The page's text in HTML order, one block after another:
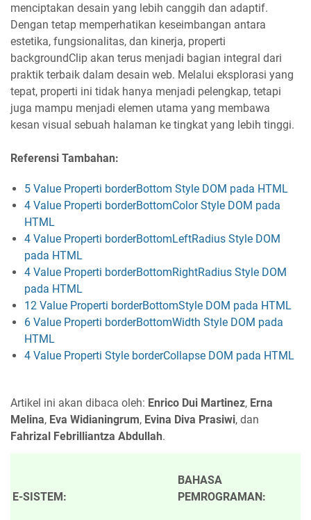
menciptakan desain yang lebih canggih dan adaptif.
Dengan tetap memperhatikan keseimbangan antara
estetika, fungsionalitas, dan kinerja, properti
backgroundClip akan terus menjadi bagian integral dari
praktik terbaik dalam desain web. Melalui eksplorasi yang
tepat, properti ini tidak hanya menjadi pelengkap, tetapi
juga mampu menjadi elemen utama yang membawa
kesan visual sebuah halaman ke tingkat yang lebih tinggi.
Referensi Tambahan:
5 Value Properti borderBottom Style DOM pada HTML
4 Value Properti borderBottomColor Style DOM pada
HTML
4 Value Properti borderBottomLeftRadius Style DOM
pada HTML
4 Value Properti borderBottomRightRadius Style DOM
pada HTML
12 Value Properti borderBottomStyle DOM pada HTML
6 Value Properti borderBottomWidth Style DOM pada
HTML
4 Value Properti Style borderCollapse DOM pada HTML
Artikel ini akan dibaca oleh: Enrico Dui Martinez, Erna
Melina, Eva Widianingrum, Evina Diva Prasiwi, dan
Fahrizal Febrilliantza Abdullah.
E-SISTEM:
BAHASA
PEMROGRAMAN: